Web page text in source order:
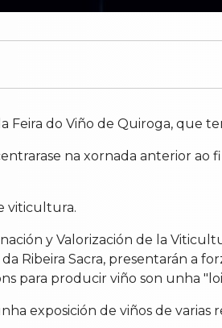
Feira do Viño de Quiroga, que
na xornada anterior ao
viticultura.
y Valorización de la
Ribeira Sacra, presentarán a
para producir viño son unha
exposición de viños de varias